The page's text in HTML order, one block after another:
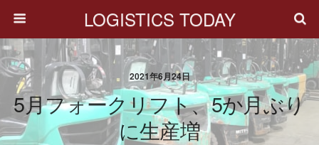
LOGISTICS TODAY
2021年6月24日
5月フォークリフト、5か月ぶり
に生産増